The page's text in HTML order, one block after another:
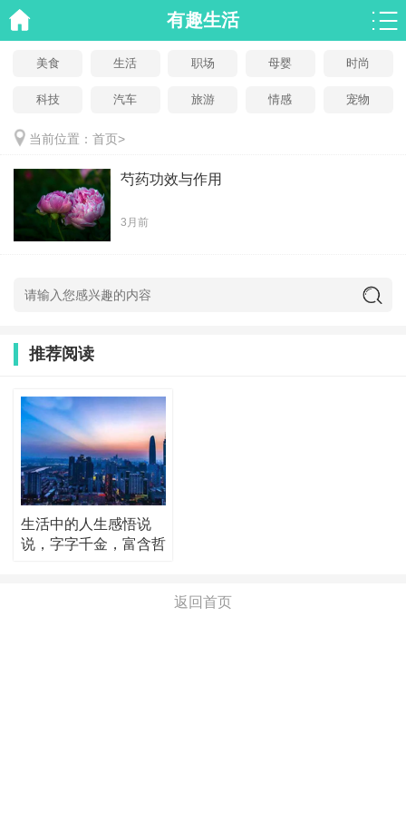
有趣生活
美食 生活 职场 母婴 时尚
科技 汽车 旅游 情感 宠物
当前位置： 首页>
芍药功效与作用
3月前
推荐阅读
生活中的人生感悟说
说，字字千金，富含哲
返回首页